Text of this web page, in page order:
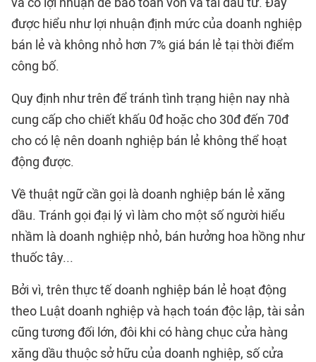
được hiểu như lợi nhuận định mức của doanh nghiệp
bán lẻ và không nhỏ hơn 7% giá bán lẻ tại thời điểm
công bố.
Quy định như trên để tránh tình trạng hiện nay nhà
cung cấp cho chiết khấu 0đ hoặc cho 30đ đến 70đ
cho có lệ nên doanh nghiệp bán lẻ không thể hoạt
động được.
Về thuật ngữ cần gọi là doanh nghiệp bán lẻ xăng
dầu. Tránh gọi đại lý vì làm cho một số người hiểu
nhầm là doanh nghiệp nhỏ, bán hưởng hoa hồng như
thuốc tây...
Bởi vì, trên thực tế doanh nghiệp bán lẻ hoạt động
theo Luật doanh nghiệp và hạch toán độc lập, tài sản
cũng tương đối lớn, đôi khi có hàng chục cửa hàng
xăng dầu thuộc sở hữu của doanh nghiệp, số cửa